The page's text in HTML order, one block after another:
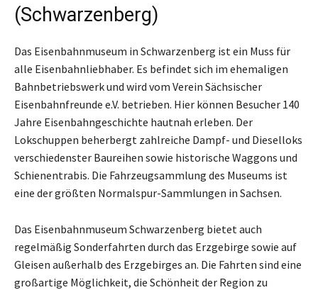
(Schwarzenberg)
Das Eisenbahnmuseum in Schwarzenberg ist ein Muss für
alle Eisenbahnliebhaber. Es befindet sich im ehemaligen
Bahnbetriebswerk und wird vom Verein Sächsischer
Eisenbahnfreunde e.V. betrieben. Hier können Besucher 140
Jahre Eisenbahngeschichte hautnah erleben. Der
Lokschuppen beherbergt zahlreiche Dampf- und Dieselloks
verschiedenster Baureihen sowie historische Waggons und
Schienentrabis. Die Fahrzeugsammlung des Museums ist
eine der größten Normalspur-Sammlungen in Sachsen.
Das Eisenbahnmuseum Schwarzenberg bietet auch
regelmäßig Sonderfahrten durch das Erzgebirge sowie auf
Gleisen außerhalb des Erzgebirges an. Die Fahrten sind eine
großartige Möglichkeit, die Schönheit der Region zu